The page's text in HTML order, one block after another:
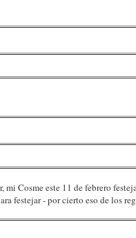
Cosme este 11 de febrero
festejar - por cierto eso de los